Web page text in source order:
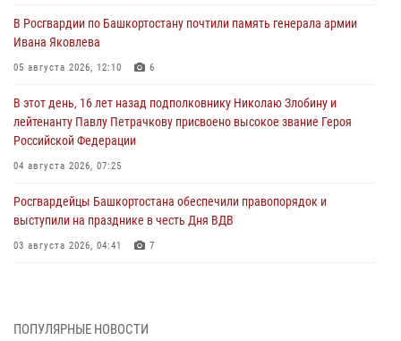
В Росгвардии по Башкортостану почтили память генерала армии
Ивана Яковлева
05 августа 2026, 12:10 6
В этот день, 16 лет назад подполковнику Николаю Злобину и
лейтенанту Павлу Петрачкову присвоено высокое звание Героя
Российской Федерации
04 августа 2026, 07:25
Росгвардейцы Башкортостана обеспечили правопорядок и
выступили на празднике в честь Дня ВДВ
03 августа 2026, 04:41 7
03 августа 2026, 04:30 8
ПОПУЛЯРНЫЕ НОВОСТИ